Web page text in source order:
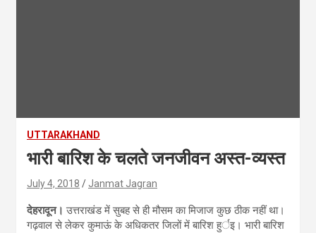
UTTARAKHAND
भारी बारिश के चलते जनजीवन अस्त-व्यस्त
July 4, 2018 Janmat Jagran
देहरादून।उत्तराखंड में सुबह से ही मौसम का मिजाज कुछ ठीक नहीं था।
गढ़वाल से लेकर कुमाऊं के अधिकतर जिलों में बारिश हुर्इ। भारी बारिश